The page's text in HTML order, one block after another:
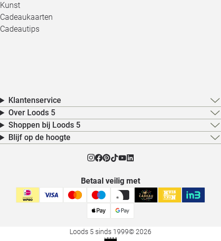
Kunst
Cadeaukaarten
Cadeautips
Klantenservice
Over Loods 5
Shoppen bij Loods 5
Blijf op de hoogte
Betaal veilig met
Loods 5 sinds 1999© 2026